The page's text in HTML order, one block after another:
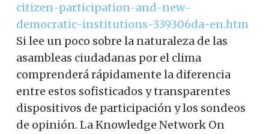
citizen-participation-and-new-
democratic-institutions-339306da-en.htm
Si lee un poco sobre la naturaleza de las
asambleas ciudadanas por el clima
comprenderá rápidamente la diferencia
entre estos sofisticados y transparentes
dispositivos de participación y los sondeos
de opinión. La Knowledge Network On